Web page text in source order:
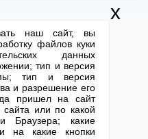
94.99 Деятельность прочих
общественных организаций,
включенных в другие
mail@1-urist.ru
Спросить у юриста
наш сайт, вы
файлов куки
данных
тип и версия
тип и версия
и разрешение его
пришел на сайт
сайта или по какой
какие
на какие кнопки
x